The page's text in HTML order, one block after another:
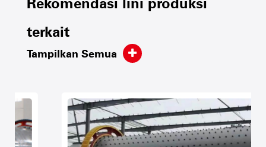
terkait
Tampilkan Semua